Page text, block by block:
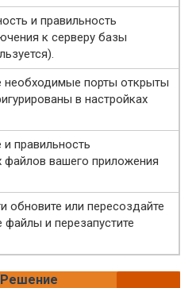
и правильность
к серверу базы
необходимые порты открыты
в настройках
и правильность
файлов вашего приложения
обновите или пересоздайте
и перезапустите
Решение